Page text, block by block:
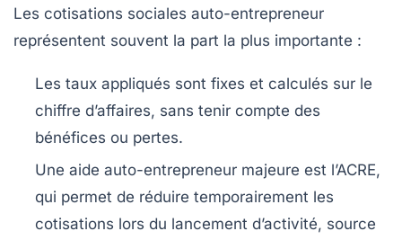
Les cotisations sociales auto-entrepreneur
représentent souvent la part la plus importante :
Les taux appliqués sont fixes et calculés sur le
chiffre d’affaires, sans tenir compte des
bénéfices ou pertes.
Une aide auto-entrepreneur majeure est l’ACRE,
qui permet de réduire temporairement les
cotisations lors du lancement d’activité, source